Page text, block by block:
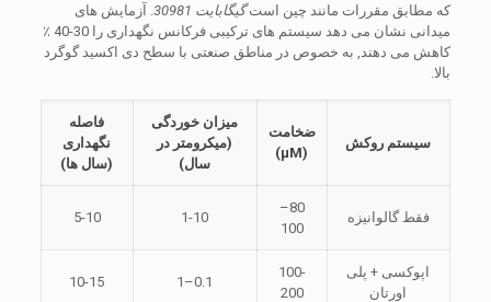
که مطابق مقررات مانند چین استگیگابایت 30981
. آزمایش های
میدانی نشان می دهد سیستم های ترکیبی فرکانس نگهداری را 30-40 ٪
کاهش می دهند, به خصوص در مناطق صنعتی با سطح دی اکسید گوگرد
بالا.
سیستم روکش
ضخامت
(μM)
میزان خوردگی
(میکرومتر در
سال)
فاصله
نگهداری
(سال ها)
فقط گالوانیزه
80–
100
1-10
5-10
اپوکسی + پلی
اورتان
100-
200
0.1–1
10-15